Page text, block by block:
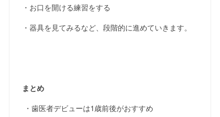
・お口を開ける練習をする
・器具を見てみるなど、段階的に進めていきます。
まとめ
・歯医者デビューは1歳前後がおすすめ